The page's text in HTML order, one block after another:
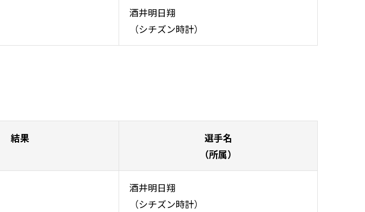
酒井明日翔
（シチズン時計）
結果
選手名
（所属）
酒井明日翔
（シチズン時計）